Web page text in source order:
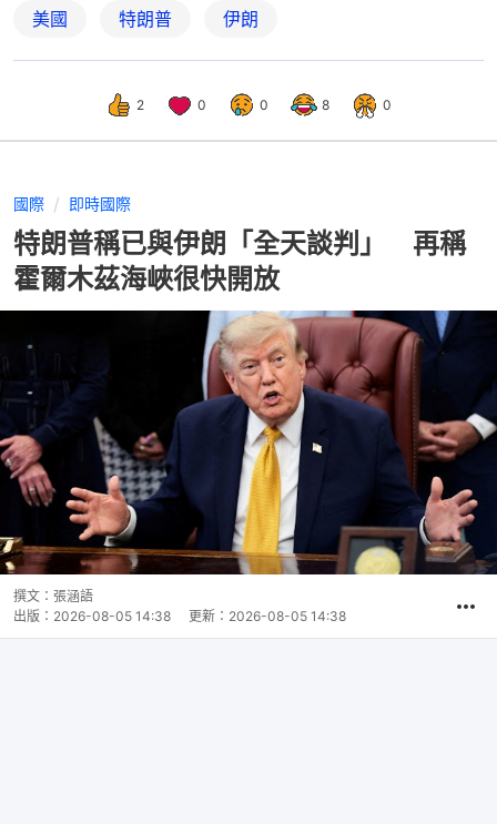
美國 特朗普 伊朗
2 0 0 8 0
國際 即時國際
特朗普稱已與伊朗「全天談判」 再稱
霍爾木茲海峽很快開放
撰文： 張涵語
出版： 2026-08-05 14:38 更新： 2026-08-05 14:38